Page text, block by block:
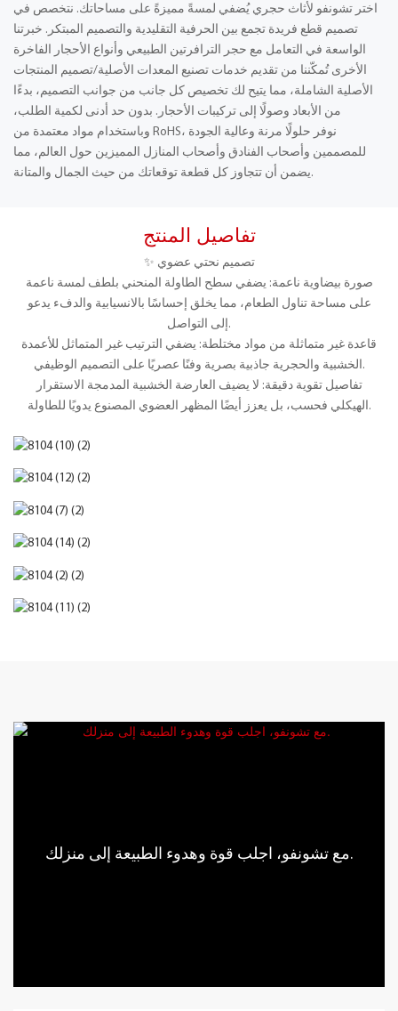
اختر تشونفو لأثاث حجري يُضفي لمسةً مميزةً على مساحاتك. نتخصص في
تصميم قطع فريدة تجمع بين الحرفية التقليدية والتصميم المبتكر. خبرتنا
الواسعة في التعامل مع حجر الترافرتين الطبيعي وأنواع الأحجار الفاخرة
الأخرى تُمكّننا من تقديم خدمات تصنيع المعدات الأصلية/تصميم المنتجات
الأصلية الشاملة، مما يتيح لك تخصيص كل جانب من جوانب التصميم، بدءًا
من الأبعاد وصولًا إلى تركيبات الأحجار. بدون حد أدنى لكمية الطلب،
وباستخدام مواد معتمدة من RoHS، نوفر حلولًا مرنة وعالية الجودة
للمصممين وأصحاب الفنادق وأصحاب المنازل المميزين حول العالم، مما
يضمن أن تتجاوز كل قطعة توقعاتك من حيث الجمال والمتانة.
تفاصيل المنتج
✨ تصميم نحتي عضوي
صورة بيضاوية ناعمة: يضفي سطح الطاولة المنحني بلطف لمسة ناعمة
على مساحة تناول الطعام، مما يخلق إحساسًا بالانسيابية والدفء يدعو
إلى التواصل.
قاعدة غير متماثلة من مواد مختلطة: يضفي الترتيب غير المتماثل للأعمدة
الخشبية والحجرية جاذبية بصرية وفنًا عصريًا على التصميم الوظيفي.
تفاصيل تقوية دقيقة: لا يضيف العارضة الخشبية المدمجة الاستقرار
الهيكلي فحسب، بل يعزز أيضًا المظهر العضوي المصنوع يدويًا للطاولة.
مع تشونفو، اجلب قوة وهدوء الطبيعة إلى منزلك.